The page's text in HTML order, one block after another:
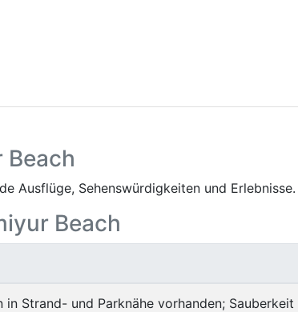
Ausflüge, Sehenswürdigkeiten und Erlebnisse.
Beach
Strand- und Parknähe vorhanden; Sauberkeit